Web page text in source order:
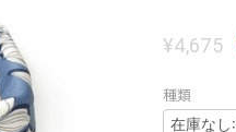
¥4,675
種類